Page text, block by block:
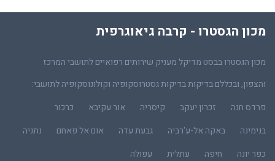
מכון הגסטרו - קרבה גיאוגרפית
מכון הגסטרו בבסט מדיקל מעניק שירותים רפואיים לתושבי המרכז
והצפון, ובכללם בדיקות בדיקות גסטרוסקופיה וקולונוסקופיה לתושבי:
פרדס חנה
זכרון יעקב קיסריה אור עקיבא
כרכור
בנימינה
באקה אל-ע'רביה גבעת עדה אום אל פאחם
נתניה
כפר יונה
חיפה עתלית
עפולה